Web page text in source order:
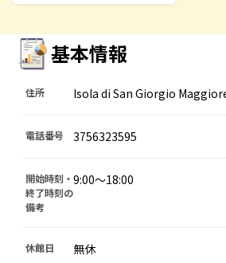
基本情報
住所 Isola di San Giorgio
電話番号 3756323595
開始時刻・
終了時刻の
備考
9:00～18:00
休館日 無休